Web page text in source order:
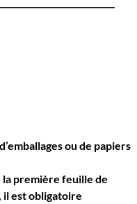
ou de papiers
la première feuille de
il est obligatoire